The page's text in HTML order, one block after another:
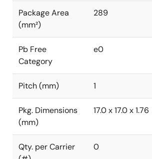
Package Area
(mm²)
289
Pb Free
Category
e0
Pitch (mm) 1
Pkg. Dimensions
(mm)
17.0 x 17.0 x 1.76
Qty. per Carrier
0